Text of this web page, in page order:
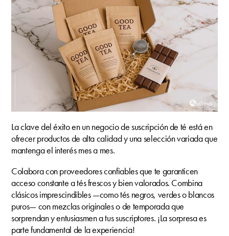
La clave del éxito en un negocio de suscripción de té está en
ofrecer productos de alta calidad y una selección variada que
mantenga el interés mes a mes.
Colabora con proveedores confiables que te garanticen
acceso constante a tés frescos y bien valorados. Combina
clásicos imprescindibles —como tés negros, verdes o blancos
puros— con mezclas originales o de temporada que
sorprendan y entusiasmen a tus suscriptores. ¡La sorpresa es
parte fundamental de la experiencia!